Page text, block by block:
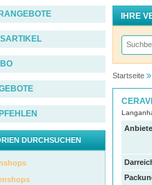
IHRE
Startseite
DURCHSUCHEN